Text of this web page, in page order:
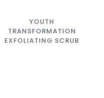
YOUTH
TRANSFORMATION
EXFOLIATING SCRUB